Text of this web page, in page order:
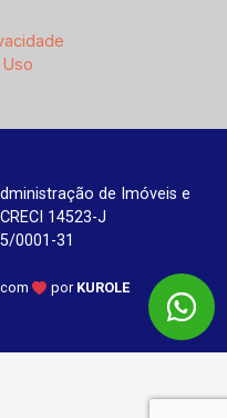
de Imóveis e
14523-J
0001-31
por KUROLE